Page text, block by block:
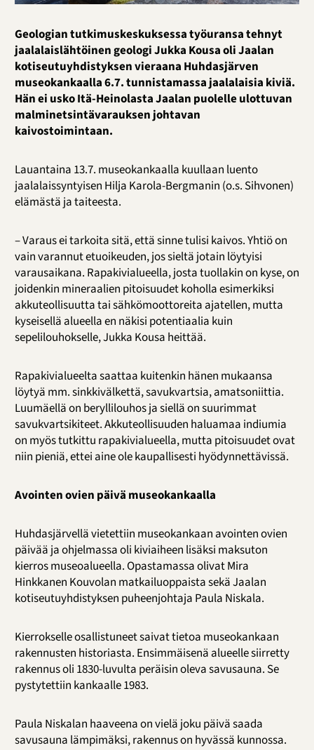
Geologian tutkimuskeskuksessa työuransa tehnyt
jaalalaislähtöinen geologi Jukka Kousa oli Jaalan
kotiseutuyhdistyksen vieraana Huhdasjärven
museokankaalla 6.7. tunnistamassa jaalalaisia kiviä.
Hän ei usko Itä-Heinolasta Jaalan puolelle ulottuvan
malminetsintävarauksen johtavan
kaivostoimintaan.
Lauantaina 13.7. museokankaalla kuullaan luento
jaalalaissyntyisen Hilja Karola-Bergmanin (o.s. Sihvonen)
elämästä ja taiteesta.
– Varaus ei tarkoita sitä, että sinne tulisi kaivos. Yhtiö on
vain varannut etuoikeuden, jos sieltä jotain löytyisi
varausaikana. Rapakivialueella, josta tuollakin on kyse, on
joidenkin mineraalien pitoisuudet koholla esimerkiksi
akkuteollisuutta tai sähkömoottoreita ajatellen, mutta
kyseisellä alueella en näkisi potentiaalia kuin
sepelilouhokselle, Jukka Kousa heittää.
Rapakivialueelta saattaa kuitenkin hänen mukaansa
löytyä mm. sinkkivälkettä, savukvartsia, amatsoniittia.
Luumäellä on beryllilouhos ja siellä on suurimmat
savukvartsikiteet. Akkuteollisuuden haluamaa indiumia
on myös tutkittu rapakivialueella, mutta pitoisuudet ovat
niin pieniä, ettei aine ole kaupallisesti hyödynnettävissä.
Avointen ovien päivä museokankaalla
Huhdasjärvellä vietettiin museokankaan avointen ovien
päivää ja ohjelmassa oli kiviaiheen lisäksi maksuton
kierros museoalueella. Opastamassa olivat Mira
Hinkkanen Kouvolan matkailuoppaista sekä Jaalan
kotiseutuyhdistyksen puheenjohtaja Paula Niskala.
Kierrokselle osallistuneet saivat tietoa museokankaan
rakennusten historiasta. Ensimmäisenä alueelle siirretty
rakennus oli 1830-luvulta peräisin oleva savusauna. Se
pystytettiin kankaalle 1983.
Paula Niskalan haaveena on vielä joku päivä saada
savusauna lämpimäksi, rakennus on hyvässä kunnossa.